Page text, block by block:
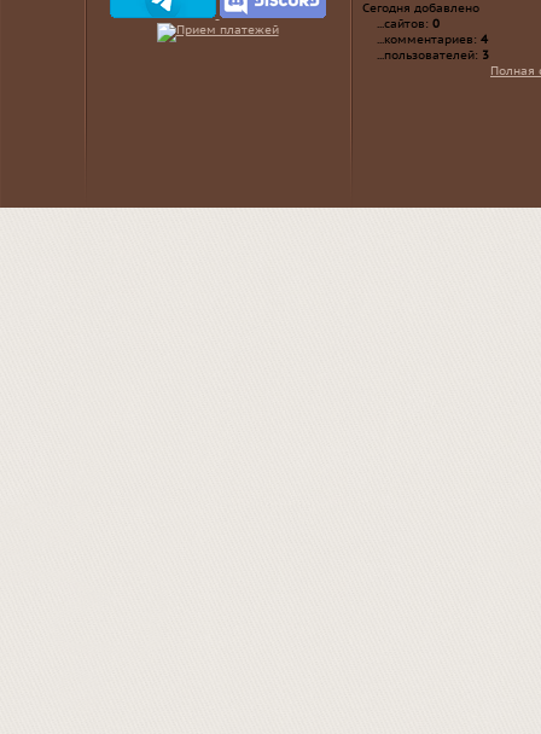
Сегодня добавлено
...сайтов: 0
...комментариев: 4
...пользователей: 3
Полная